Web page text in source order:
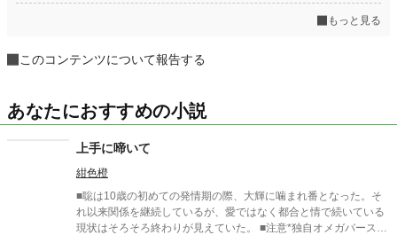
もっと見る
このコンテンツについて報告する
あなたにおすすめの小説
上手に啼いて
紺色橙
■聡は10歳の初めての発情期の際、大輝に噛まれ番となった。そ
れ以来関係を継続しているが、愛ではなく都合と情で続いている
現状はそろそろ終わりが見えていた。 ■注意*独自オメガバース設